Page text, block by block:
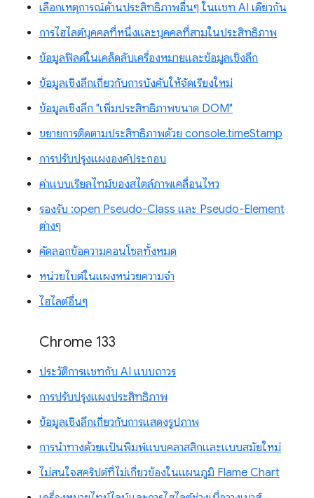
เลือกเหตุการณ์ด้านประสิทธิภาพอื่นๆ ในแชท AI เดียวกัน
การไฮไลต์บุคคลที่หนึ่งและบุคคลที่สามในประสิทธิภาพ
ข้อมูลฟิลด์ในเคล็ดลับเครื่องหมายและข้อมูลเชิงลึก
ข้อมูลเชิงลึกเกี่ยวกับการบังคับให้จัดเรียงใหม่
ข้อมูลเชิงลึก "เพิ่มประสิทธิภาพขนาด DOM"
ขยายการติดตามประสิทธิภาพด้วย console.timeStamp
การปรับปรุงแผงองค์ประกอบ
ค่าแบบเรียลไทม์ของสไตล์ภาพเคลื่อนไหว
รองรับ :open Pseudo-Class และ Pseudo-Element
ต่างๆ
คัดลอกข้อความคอนโซลทั้งหมด
หน่วยไบต์ในแผงหน่วยความจำ
ไฮไลต์อื่นๆ
Chrome 133
ประวัติการแชทกับ AI แบบถาวร
การปรับปรุงแผงประสิทธิภาพ
ข้อมูลเชิงลึกเกี่ยวกับการแสดงรูปภาพ
การนำทางด้วยแป้นพิมพ์แบบคลาสสิกและแบบสมัยใหม่
ไม่สนใจสคริปต์ที่ไม่เกี่ยวข้องในแผนภูมิ Flame Chart